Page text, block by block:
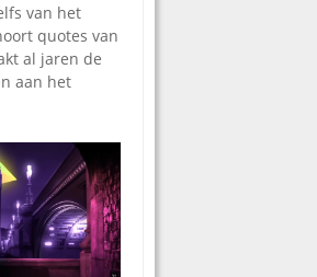
van het
quotes van
al jaren de
aan het